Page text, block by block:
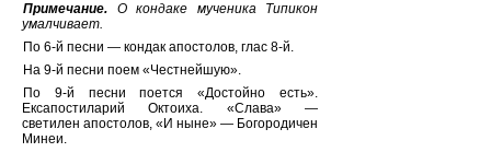
Примечание. О кондаке мученика Типикон
умалчивает.
По 6-й песни — кондак апостолов, глас 8-й.
На 9-й песни поем «Честнейшую».
По 9-й песни поется «Достойно есть».
Ексапостиларий Октоиха. «Слава» —
светилен апостолов, «И ныне» — Богородичен
Минеи.